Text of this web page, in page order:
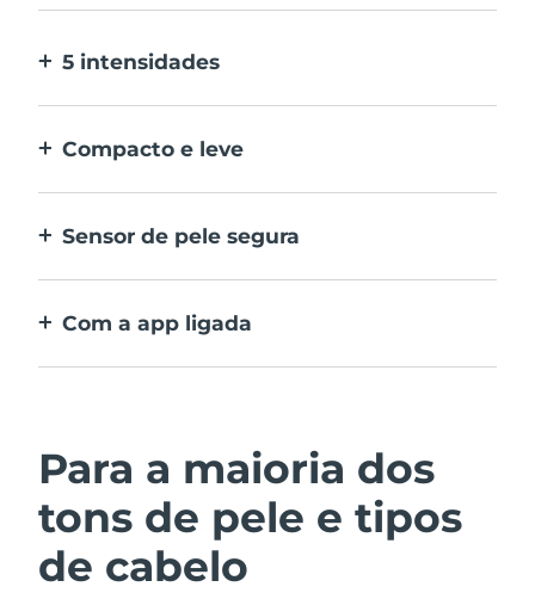
5 intensidades
Compacto e leve
em qualquer lugar.
Sensor de pele segura
pele.Com a app ligada
Para a maioria dos
tons de pele e tipos
de cabelo